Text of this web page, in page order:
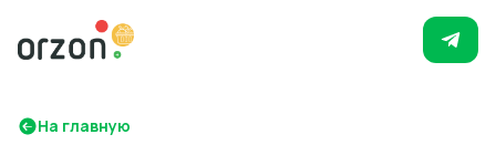
На главную